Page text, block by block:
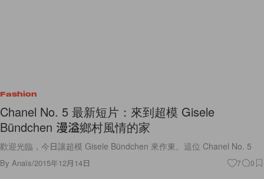
Fashion
Chanel No. 5 最新短片：來到超模 Gisele
Bündchen 漫溢鄉村風情的家
歡迎光臨，今日讓超模 Gisele Bündchen 來作東。這位 Chanel No. 5
By Anaïs/2015年12月14日 7 0